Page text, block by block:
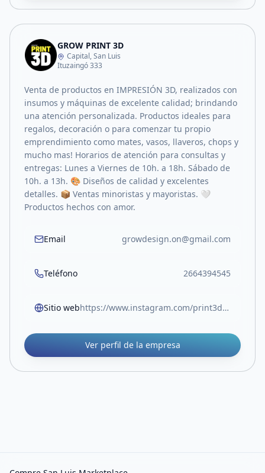
GROW PRINT 3D
Capital, San Luis
Ituzaingó 333
Venta de productos en IMPRESIÓN 3D, realizados con
insumos y máquinas de excelente calidad; brindando
una atención personalizada. Productos ideales para
regalos, decoración o para comenzar tu propio
emprendimiento como mates, vasos, llaveros, chops y
mucho mas! Horarios de atención para consultas y
entregas: Lunes a Viernes de 10h. a 18h. Sábado de
10h. a 13h. 🎨 Diseños de calidad y excelentes
detalles. 📦 Ventas minoristas y mayoristas. 🤍
Productos hechos con amor.
Email growdesign.on@gmail.com
Teléfono 2664394545
Sitio web https://www.instagram.com/print3d.grow
Ver perfil de la empresa